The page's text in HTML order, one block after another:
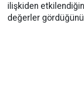
ilişkiden
değerler